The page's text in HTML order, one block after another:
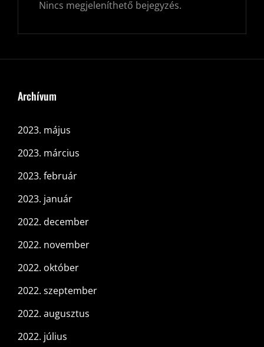
Nincs megjeleníthető bejegyzés.
Archívum
2023. május
2023. március
2023. február
2023. január
2022. december
2022. november
2022. október
2022. szeptember
2022. augusztus
2022. július